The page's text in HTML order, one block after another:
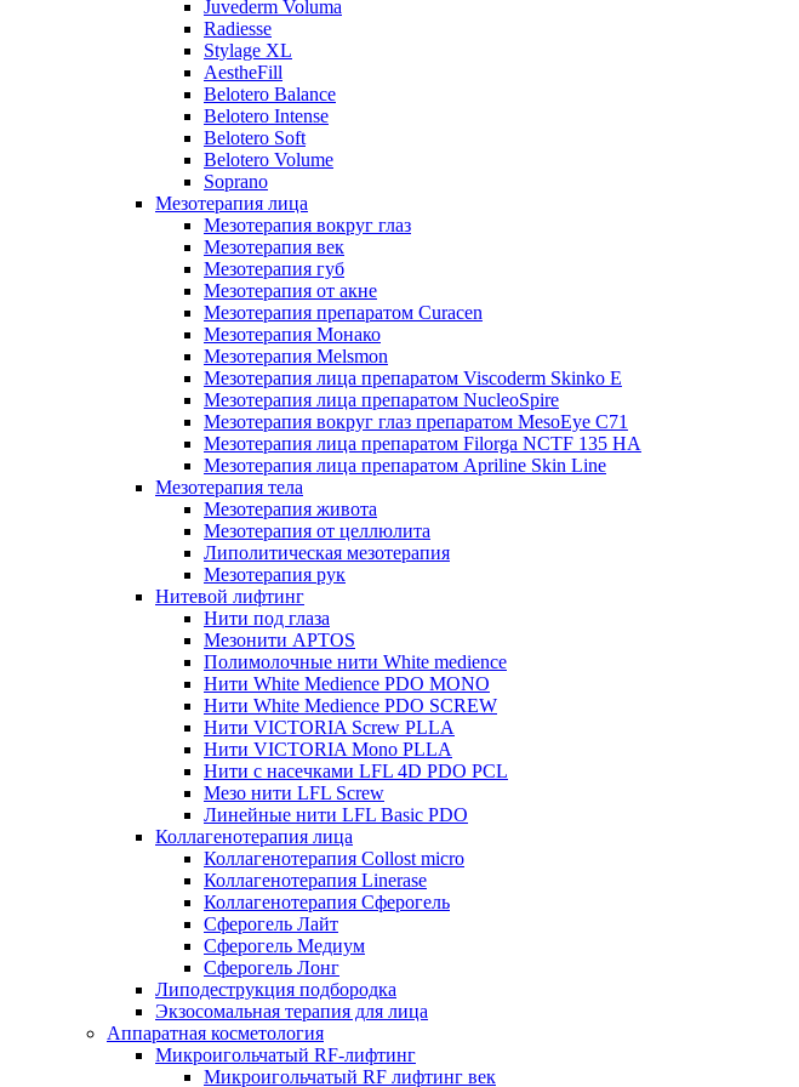
Juvederm Voluma
Radiesse
Stylage XL
AestheFill
Belotero Balance
Belotero Intense
Belotero Soft
Belotero Volume
Soprano
Мезотерапия лица
Мезотерапия вокруг глаз
Мезотерапия век
Мезотерапия губ
Мезотерапия от акне
Мезотерапия препаратом Curacen
Мезотерапия Монако
Мезотерапия Melsmon
Мезотерапия лица препаратом Viscoderm Skinko E
Мезотерапия лица препаратом NucleoSpire
Мезотерапия вокруг глаз препаратом MesoEye С71
Мезотерапия лица препаратом Filorga NCTF 135 HA
Мезотерапия лица препаратом Apriline Skin Line
Мезотерапия тела
Мезотерапия живота
Мезотерапия от целлюлита
Липолитическая мезотерапия
Мезотерапия рук
Нитевой лифтинг
Нити под глаза
Мезонити APTOS
Полимолочные нити White medience
Нити White Medience PDO MONO
Нити White Medience PDO SCREW
Нити VICTORIA Screw PLLA
Нити VICTORIA Mono PLLA
Нити с насечками LFL 4D PDO PCL
Мезо нити LFL Screw
Линейные нити LFL Basic PDO
Коллагенотерапия лица
Коллагенотерапия Collost micro
Коллагенотерапия Linerase
Коллагенотерапия Сферогель
Сферогель Лайт
Сферогель Медиум
Сферогель Лонг
Липодеструкция подбородка
Экзосомальная терапия для лица
Аппаратная косметология
Микроигольчатый RF-лифтинг
Микроигольчатый RF лифтинг век